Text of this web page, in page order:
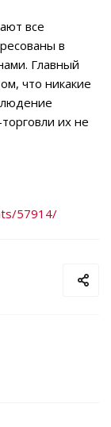
все
в
Главный
что никакие
их не
57914/